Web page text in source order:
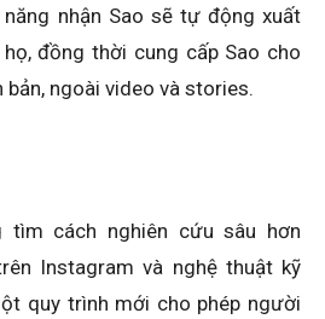
nhận Sao sẽ tự động xuất
đồng thời cung cấp Sao cho
bản, ngoài video và stories.
tìm cách nghiên cứu sâu hơn
Instagram và nghệ thuật kỹ
quy trình mới cho phép người